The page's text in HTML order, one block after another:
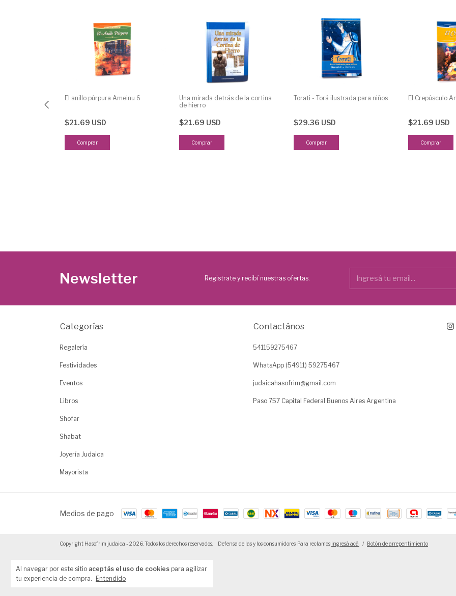
Al navegar por este sitio aceptás el uso de cookies para agilizar
tu experiencia de compra.
Entendido
El anillo púrpura Ameinu 6
$21.69 USD
Una mirada detrás de la cortina
de hierro
$21.69 USD
Torati - Torá ilustrada para niños
$29.36 USD
Comprar
El Crepúsculo
$21.69 USD
Newsletter Registrate y recibí nuestras ofertas.
Categorías
Regalería
Festividades
Eventos
Libros
Shofar
Shabat
Joyería Judaica
Mayorista
Contactános
541159275467
WhatsApp (54911) 59275467
judaicahasofrim@gmail.com
Paso 757 Capital Federal Buenos Aires Argentina
Medios de pago
Copyright Hasofrim judaica - 2026. Todos los derechos reservados. Defensa de las y los consumidores. Para reclamos ingresá acá. / Botón de arrepentimiento